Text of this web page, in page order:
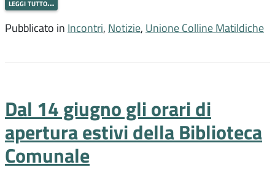
Pubblicato in Incontri, Notizie, Unione Colline Matildiche
Dal 14 giugno gli orari di
apertura estivi della Biblioteca
Comunale